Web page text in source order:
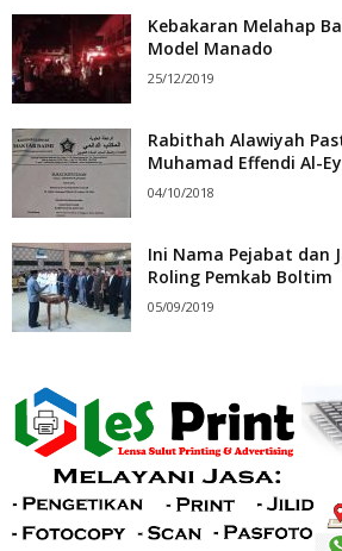
Kebakaran Melahap
Model Manado
25/12/2019
Rabithah Alawiyah
Muhamad Effendi Al-
04/10/2018
Ini Nama Pejabat dan
Roling Pemkab Boltim
05/09/2019